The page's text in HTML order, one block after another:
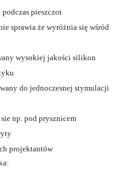
pieszczot
sprawia że wyróżnia się wśród
wysokiej jakości silikon
do jednoczesnej stymulacji
np. pod prysznicem
projektantów